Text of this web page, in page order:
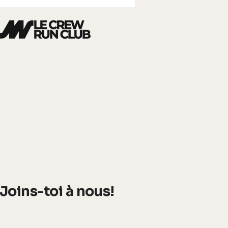
Joins-toi à nous!